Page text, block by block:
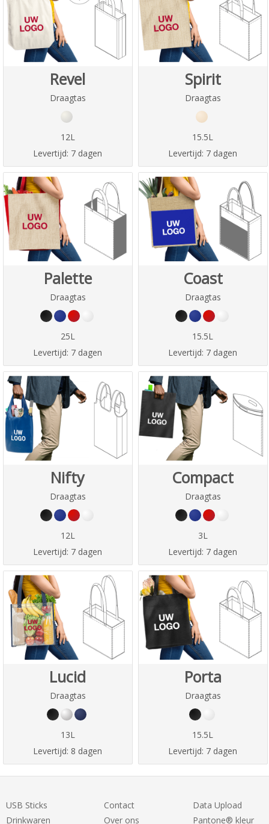
Revel
Draagtas
12L
Levertijd: 7 dagen
Spirit
Draagtas
15.5L
Levertijd: 7 dagen
Palette
Draagtas
25L
Levertijd: 7 dagen
Coast
Draagtas
15.5L
Levertijd: 7 dagen
Nifty
Draagtas
12L
Levertijd: 7 dagen
Compact
Draagtas
3L
Levertijd: 7 dagen
Lucid
Draagtas
13L
Levertijd: 8 dagen
Porta
Draagtas
15.5L
Levertijd: 7 dagen
USB Sticks
Drinkwaren
Contact
Over ons
Data Upload
Pantone® kleur